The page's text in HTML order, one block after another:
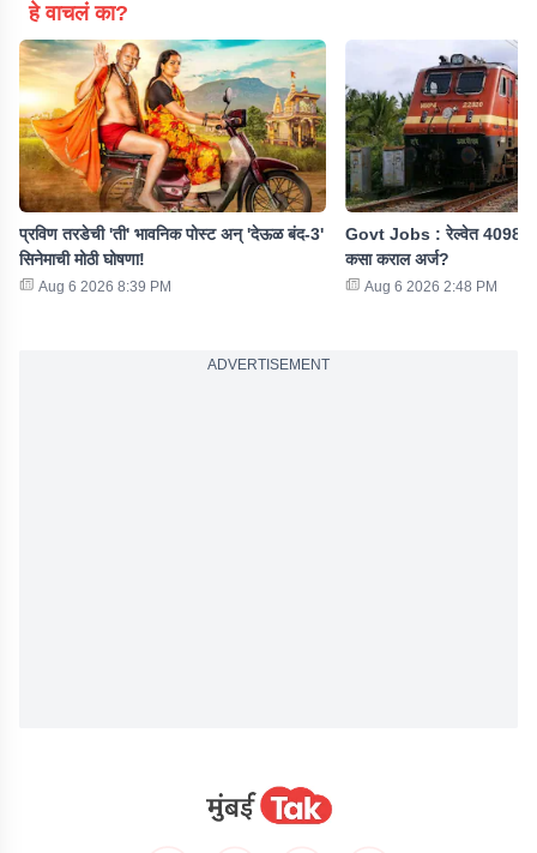
हे वाचलं का?
प्रविण तरडेची 'ती' भावनिक पोस्ट अन् 'देऊळ बंद-3'
सिनेमाची मोठी घोषणा!
Aug 6 2026 8:39 PM
Govt Jobs : रेल्वेत 4098
कसा कराल अर्ज?
Aug 6 2026 2:48 PM
ADVERTISEMENT